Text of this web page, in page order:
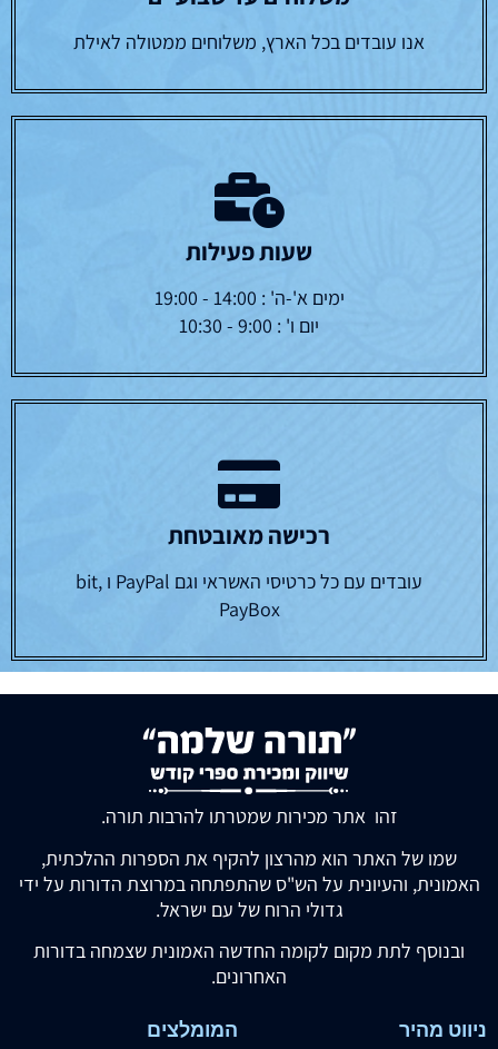
אנו עובדים בכל הארץ, משלוחים ממטולה לאילת
שעות פעילות
ימים א'-ה' : 14:00 - 19:00
יום ו' : 9:00 - 10:30
רכישה מאובטחת
עובדים עם כל כרטיסי האשראי וגם PayPal ו bit,
PayBox
זהו אתר מכירות שמטרתו להרבות תורה.
שמו של האתר הוא מהרצון להקיף את הספרות ההלכתית,
האמונית, והעיונית על הש"ס שהתפתחה במרוצת הדורות על ידי
גדולי הרוח של עם ישראל.
ובנוסף לתת מקום לקומה החדשה האמונית שצמחה בדורות
האחרונים.
ניווט מהיר המומלצים